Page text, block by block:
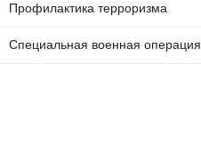
Профилактика терроризма
Специальная военная операция